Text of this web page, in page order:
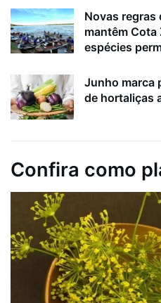
Novas regras
mantêm Cota
espécies
Junho marca
de hortaliças
Confira como